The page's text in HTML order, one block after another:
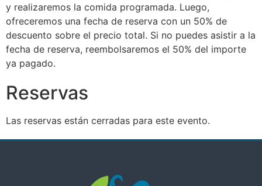
y realizaremos la comida programada. Luego,
ofreceremos una fecha de reserva con un 50% de
descuento sobre el precio total. Si no puedes asistir a la
fecha de reserva, reembolsaremos el 50% del importe
ya pagado.
Reservas
Las reservas están cerradas para este evento.